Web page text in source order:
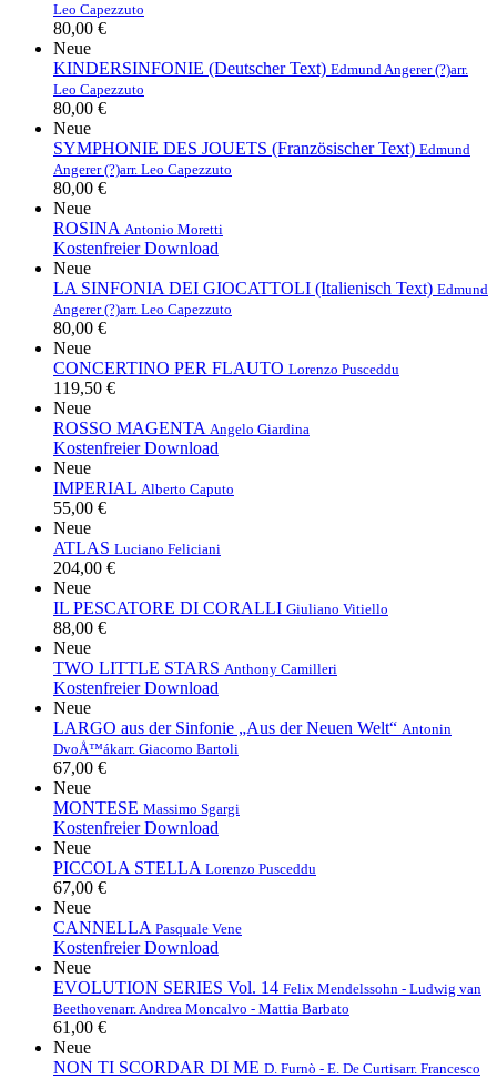
Leo Capezzuto
80,00 €
Neue
KINDERSINFONIE (Deutscher Text) Edmund Angerer (?)arr.
Leo Capezzuto
80,00 €
Neue
SYMPHONIE DES JOUETS (Französischer Text) Edmund
Angerer (?)arr. Leo Capezzuto
80,00 €
Neue
ROSINA Antonio Moretti
Kostenfreier Download
Neue
LA SINFONIA DEI GIOCATTOLI (Italienisch Text) Edmund
Angerer (?)arr. Leo Capezzuto
80,00 €
Neue
CONCERTINO PER FLAUTO Lorenzo Pusceddu
119,50 €
Neue
ROSSO MAGENTA Angelo Giardina
Kostenfreier Download
Neue
IMPERIAL Alberto Caputo
55,00 €
Neue
ATLAS Luciano Feliciani
204,00 €
Neue
IL PESCATORE DI CORALLI Giuliano Vitiello
88,00 €
Neue
TWO LITTLE STARS Anthony Camilleri
Kostenfreier Download
Neue
LARGO aus der Sinfonie „Aus der Neuen Welt“ Antonin
DvoÅ™ákarr. Giacomo Bartoli
67,00 €
Neue
MONTESE Massimo Sgargi
Kostenfreier Download
Neue
PICCOLA STELLA Lorenzo Pusceddu
67,00 €
Neue
CANNELLA Pasquale Vene
Kostenfreier Download
Neue
EVOLUTION SERIES Vol. 14 Felix Mendelssohn - Ludwig van
Beethovenarr. Andrea Moncalvo - Mattia Barbato
61,00 €
Neue
NON TI SCORDAR DI ME D. Furnò - E. De Curtisarr. Francesco